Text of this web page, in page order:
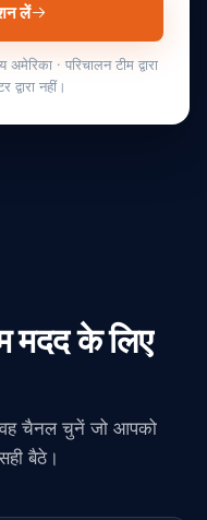
लें
· परिचालन टीम द्वारा
नहीं।
मदद के लिए
चैनल चुनें जो आपको
बैठे।